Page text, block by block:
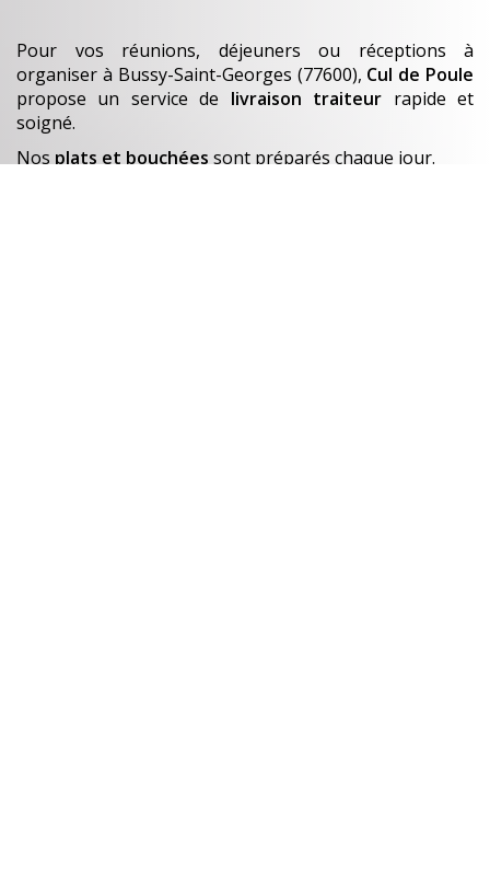
Pour vos réunions, déjeuners ou réceptions à
organiser à Bussy-Saint-Georges (77600), Cul de Poule
propose un service de livraison traiteur rapide et
soigné.
Nos plats et bouchées sont préparés chaque jour.